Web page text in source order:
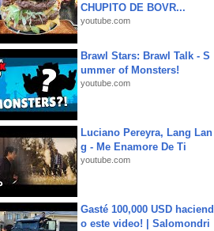
CHUPITO DE BOVR...
youtube.com
Brawl Stars: Brawl Talk - S
ummer of Monsters!
youtube.com
Luciano Pereyra, Lang Lan
g - Me Enamore De Ti
youtube.com
Gasté 100,000 USD haciend
o este video! | Salomondri